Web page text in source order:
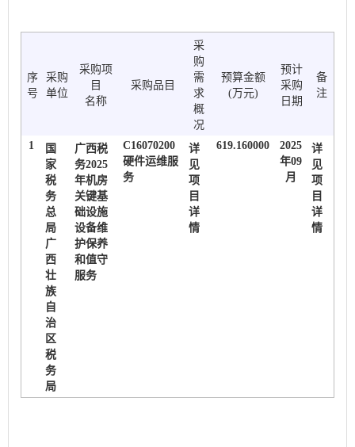
序
号
采购
单位
采购项
目
名称
采购品目
采
购
需
求
概
况
预算金额
(万元)
预计
采购
日期
备
注
1
国
家
税
务
总
局
广
西
壮
族
自
治
区
税
务
局
广西税
务2025
年机房
关键基
础设施
设备维
护保养
和值守
服务
C16070200
硬件运维服
务
详
见
项
目
详
情
619.160000
2025
年09
月
详
见
项
目
详
情